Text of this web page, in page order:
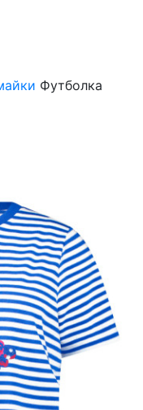
Футболка